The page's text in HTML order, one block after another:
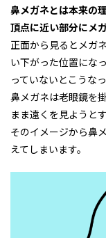
鼻メガネとは本来の
頂点に近い部分にメ
正面から見るとメガ
い下がった位置にな
っていないとこうな
鼻メガネは老眼鏡を
まま遠くを見ようと
そのイメージから鼻
えてしまいます。